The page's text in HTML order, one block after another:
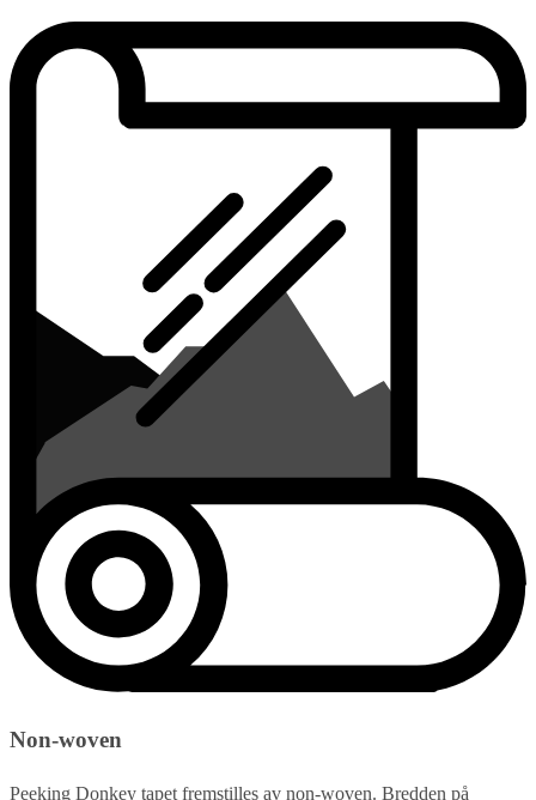
Non-woven
Peeking Donkey tapet fremstilles av non-woven. Bredden på